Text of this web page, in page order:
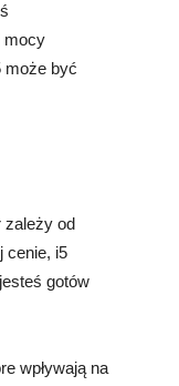
mocy
może być
zależy od
cenie, i5
gotów
wpływają na